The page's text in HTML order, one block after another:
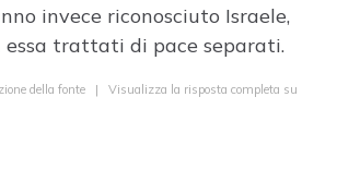
invece riconosciuto Israele,
essa trattati di pace separati.
della fonte | Visualizza la risposta completa su